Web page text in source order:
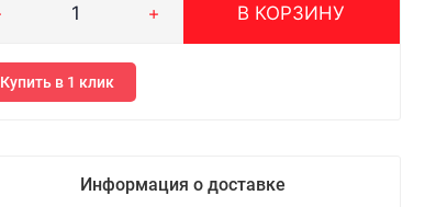
В КОРЗИНУ
Купить в 1 клик
Информация о доставке